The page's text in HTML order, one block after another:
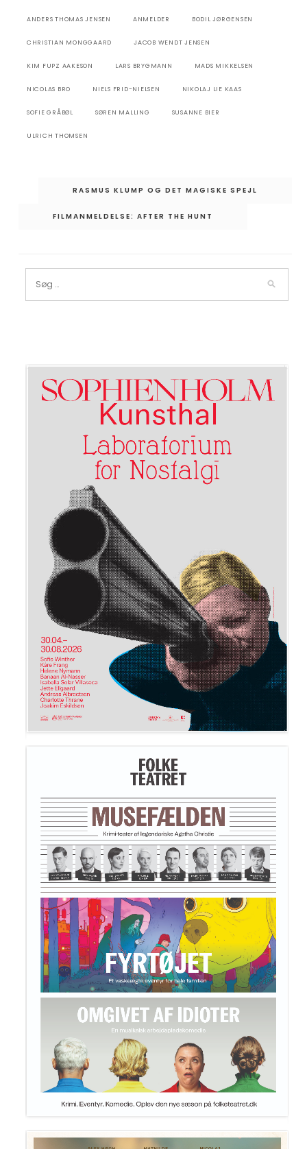
ANDERS THOMAS JENSEN ANMELDER BODIL JØRGENSEN
CHRISTIAN MONGGAARD JACOB WENDT JENSEN
KIM FUPZ AAKESON LARS BRYGMANN MADS MIKKELSEN
NICOLAS BRO NIELS FRID-NIELSEN NIKOLAJ LIE KAAS
SOFIE GRÅBØL SØREN MALLING SUSANNE BIER
ULRICH THOMSEN
Indlægsnavigation
RASMUS KLUMP OG DET MAGISKE SPEJL
FILMANMELDELSE: AFTER THE HUNT